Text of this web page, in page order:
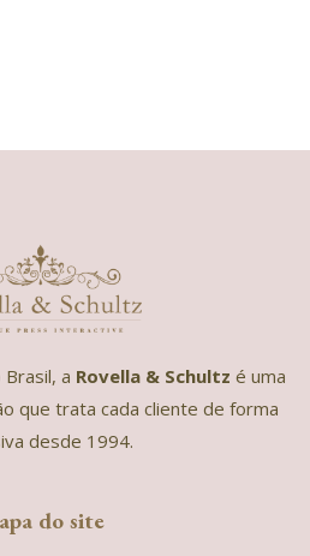
a Rovella & Schultz é uma
que trata cada cliente de forma
desde 1994.
do site